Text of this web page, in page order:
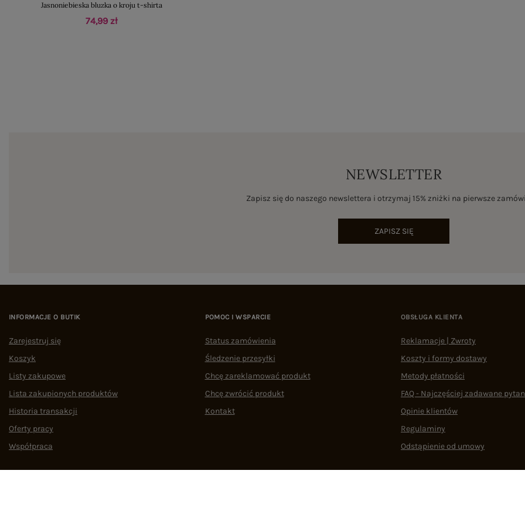
Jasnoniebieska bluzka o kroju t-shirta
74,99 zł
NEWSLETTER
Zapisz się do naszego newslettera i otrzymaj 15% zniżki na pierwsze
ZAPISZ SIĘ
INFORMACJE O BUTIK
Zarejestruj się
Koszyk
Listy zakupowe
Lista zakupionych produktów
Historia transakcji
Oferty pracy
Współpraca
POMOC I WSPARCIE
Status zamówienia
Śledzenie przesyłki
Chcę zareklamować produkt
Chcę zwrócić produkt
Kontakt
OBSŁUGA KLIENTA
Reklamacje | Zwroty
Koszty i formy dostawy
Metody płatności
FAQ - Najczęściej zadawane
Opinie klientów
Regulaminy
Odstąpienie od umowy